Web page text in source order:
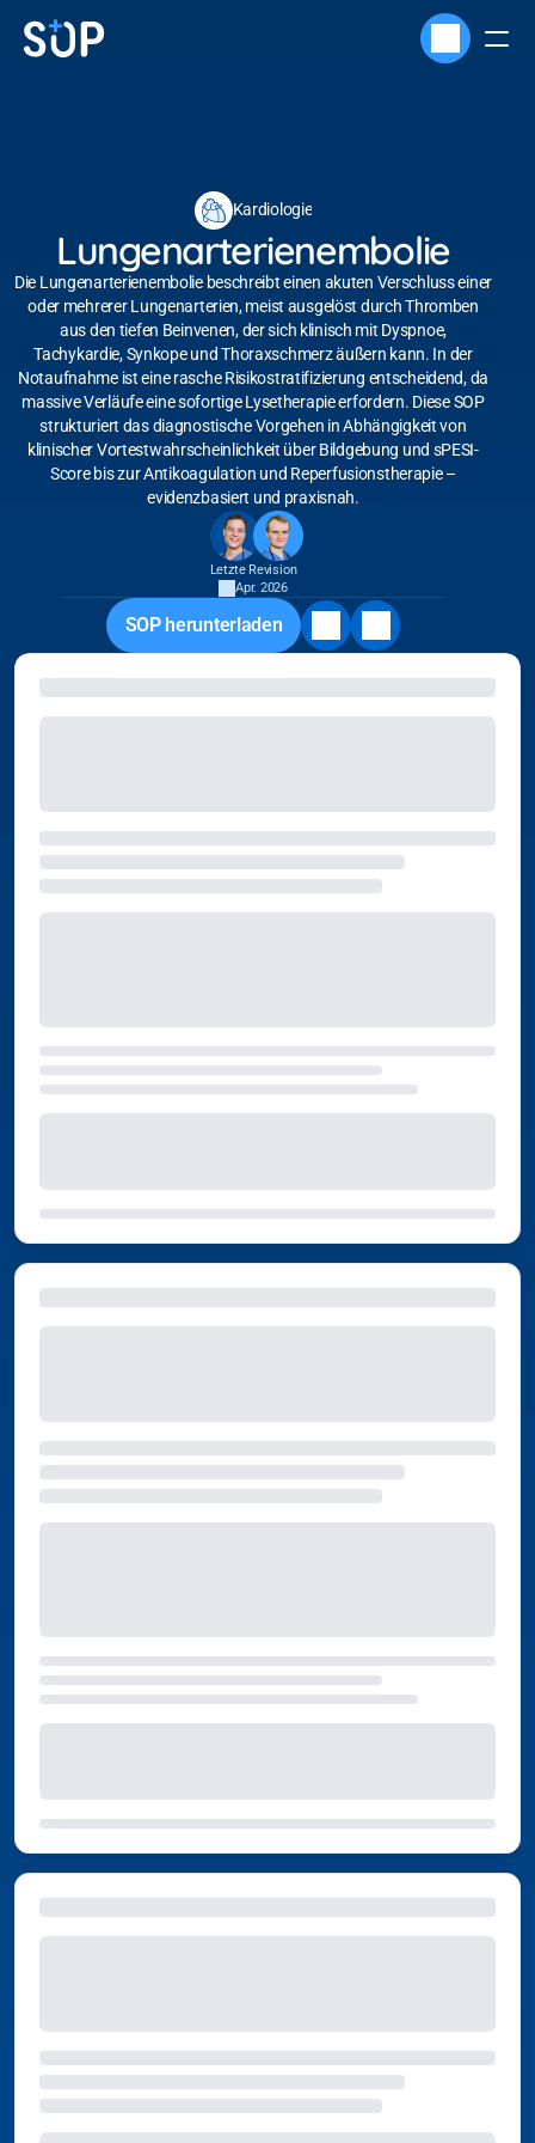
Kardiologie
Lungenarterienembolie
Die Lungenarterienembolie beschreibt einen akuten Verschluss einer
oder mehrerer Lungenarterien, meist ausgelöst durch Thromben
aus den tiefen Beinvenen, der sich klinisch mit Dyspnoe,
Tachykardie, Synkope und Thoraxschmerz äußern kann. In der
Notaufnahme ist eine rasche Risikostratifizierung entscheidend, da
massive Verläufe eine sofortige Lysetherapie erfordern. Diese SOP
strukturiert das diagnostische Vorgehen in Abhängigkeit von
klinischer Vortestwahrscheinlichkeit über Bildgebung und sPESI-
Score bis zur Antikoagulation und Reperfusionstherapie –
evidenzbasiert und praxisnah.
Letzte Revision
Apr. 2026
SOP herunterladen